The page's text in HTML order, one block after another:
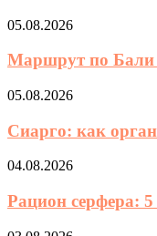
05.08.2026
Маршрут по Бали
05.08.2026
Сиарго: как
04.08.2026
Рацион серфера: 5